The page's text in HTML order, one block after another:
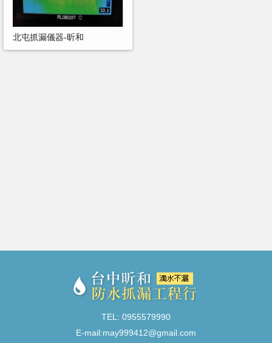
北屯抓漏儀器-昕和
TEL: 0955579990
E-mail:may999412@gmail.com